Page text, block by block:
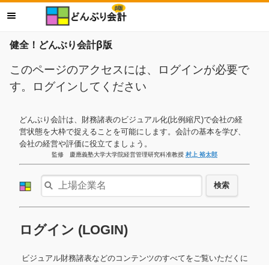
健全！どんぶり会計β版
このページのアクセスには、ログインが必要で
す。ログインしてください
どんぶり会計は、財務諸表のビジュアル化(比例縮尺)で会社の経
営状態を大枠で捉えることを可能にします。会計の基本を学び、
会社の経営や評価に役立てましょう。
監修 慶應義塾大学大学院経営管理研究科准教授 村上 裕太郎
検索
ログイン (LOGIN)
ビジュアル財務諸表などのコンテンツのすべてをご覧いただくに